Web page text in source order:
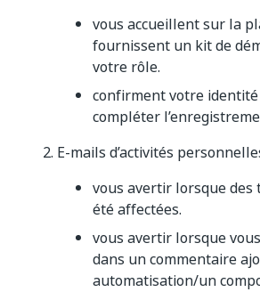
vous accueillent sur la
fournissent un kit de
votre rôle.
confirment votre
compléter
E-mails d’activités
vous avertir lorsque des
été affectées.
vous avertir lorsque
dans un commentaire
automatisation/un